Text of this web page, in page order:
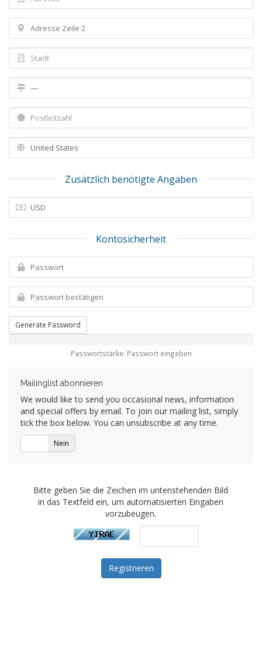
Zusätzlich benötigte Angaben
Kontosicherheit
Generate Password
Passwortstärke: Passwort eingeben
Mailinglist abonnieren
We would like to send you occasional news, information
and special offers by email. To join our mailing list, simply
tick the box below. You can unsubscribe at any time.
Nein
Bitte geben Sie die Zeichen im untenstehenden Bild
in das Textfeld ein, um automatisierten Eingaben
vorzubeugen.